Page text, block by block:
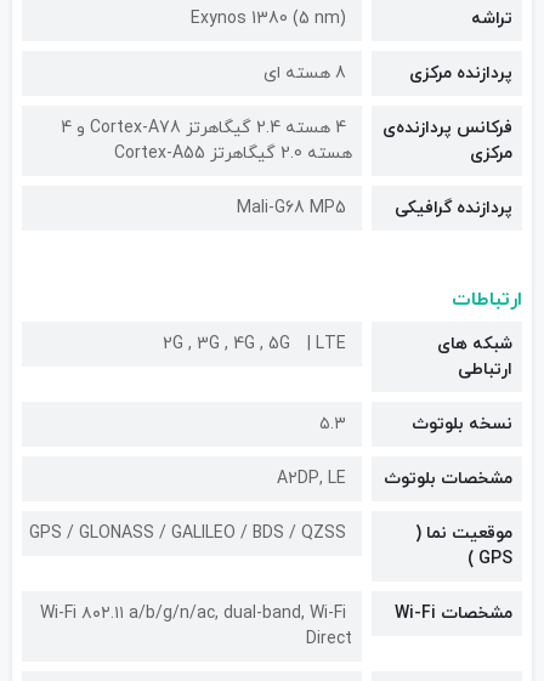
تراشه Exynos 1380 (5 nm)
پردازنده مرکزی 8 هسته ای
فرکانس پردازنده‌ی
مرکزی
4 هسته 2.4 گیگاهرتز Cortex-A78 و 4
هسته 2.0 گیگاهرتز Cortex-A55
پردازنده گرافیکی Mali-G68 MP5
ارتباطات
شبکه های
ارتباطی
2G , 3G , 4G , 5G LTE
نسخه بلوتوث ۵.۳
مشخصات بلوتوث A۲DP, LE
موقعیت نما (
GPS )
GPS / GLONASS / GALILEO / BDS / QZSS
مشخصات Wi-Fi
Wi-Fi ۸۰۲.۱۱ a/b/g/n/ac, dual-band, Wi-Fi
Direct